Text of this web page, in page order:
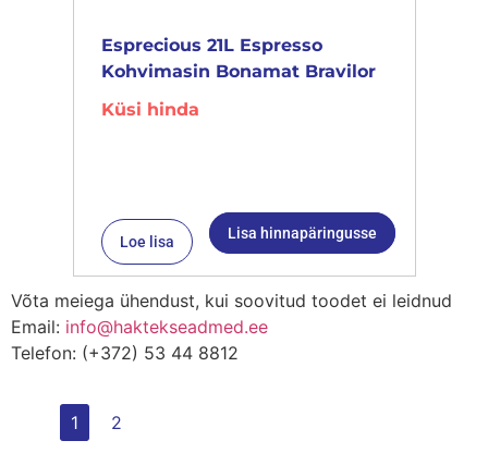
Esprecious 21L Espresso
Kohvimasin Bonamat Bravilor
Küsi hinda
Loe lisa Lisa hinnapäringusse
Võta meiega ühendust, kui soovitud toodet ei leidnud
Email: info@haktekseadmed.ee
Telefon: (+372) 53 44 8812
1 2